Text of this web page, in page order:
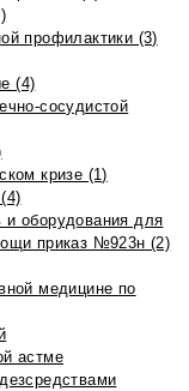
профилактики (3)
(4)
сосудистой
кризе (1)
и оборудования для
приказ №923н (2)
медицине по
астме